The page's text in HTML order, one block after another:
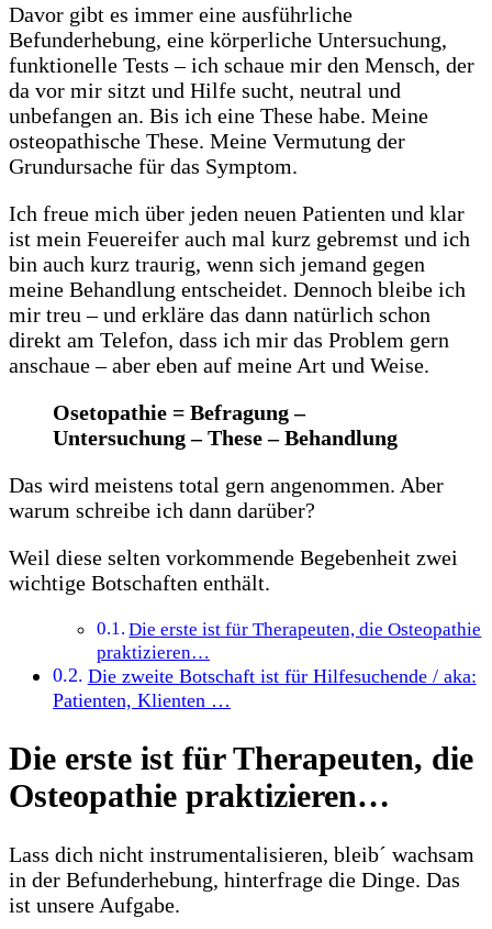
Davor gibt es immer eine ausführliche
Befunderhebung, eine körperliche Untersuchung,
funktionelle Tests – ich schaue mir den Mensch, der
da vor mir sitzt und Hilfe sucht, neutral und
unbefangen an. Bis ich eine These habe. Meine
osteopathische These. Meine Vermutung der
Grundursache für das Symptom.
Ich freue mich über jeden neuen Patienten und klar
ist mein Feuereifer auch mal kurz gebremst und ich
bin auch kurz traurig, wenn sich jemand gegen
meine Behandlung entscheidet. Dennoch bleibe ich
mir treu – und erkläre das dann natürlich schon
direkt am Telefon, dass ich mir das Problem gern
anschaue – aber eben auf meine Art und Weise.
Osetopathie = Befragung –
Untersuchung – These – Behandlung
Das wird meistens total gern angenommen. Aber
warum schreibe ich dann darüber?
Weil diese selten vorkommende Begebenheit zwei
wichtige Botschaften enthält.
Die erste ist für Therapeuten, die Osteopathie
praktizieren…
Die zweite Botschaft ist für Hilfesuchende / aka:
Patienten, Klienten …
Die erste ist für Therapeuten, die
Osteopathie praktizieren…
Lass dich nicht instrumentalisieren, bleib´ wachsam
in der Befunderhebung, hinterfrage die Dinge. Das
ist unsere Aufgabe.